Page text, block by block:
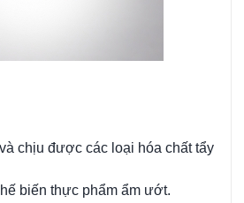
chịu được các loại hóa chất tẩy
biến thực phẩm ẩm ướt.